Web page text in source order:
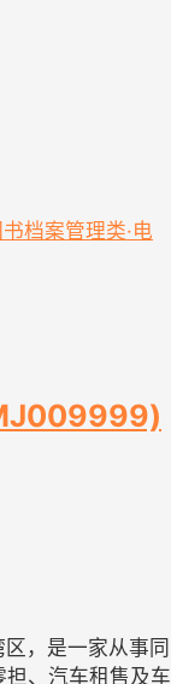
档案管理类·电
，是一家从事同
、汽车租售及车